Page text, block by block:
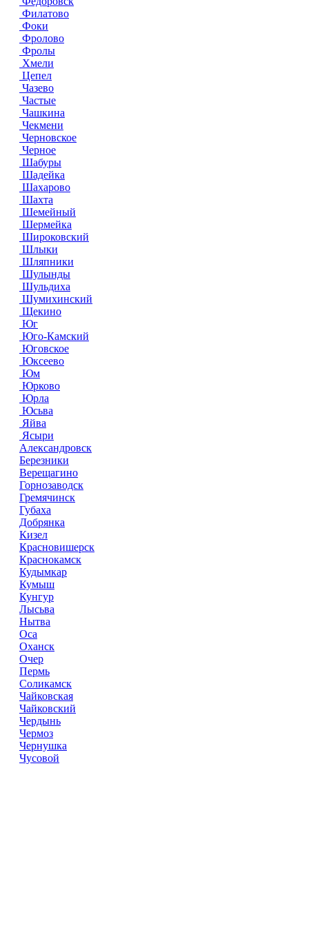
Филатово
Фоки
Фролово
Фролы
Хмели
Цепел
Чазево
Частые
Чашкина
Чекмени
Черновское
Черное
Шабуры
Шадейка
Шахарово
Шахта
Шемейный
Шермейка
Широковский
Шлыки
Шляпники
Шулынды
Шульдиха
Шумихинский
Щекино
Юг
Юго-Камский
Юговское
Юксеево
Юм
Юрково
Юрла
Юсьва
Яйва
Ясыри
Александровск
Березники
Верещагино
Горнозаводск
Гремячинск
Губаха
Добрянка
Кизел
Красновишерск
Краснокамск
Кудымкар
Кумыш
Кунгур
Лысьва
Нытва
Оса
Оханск
Очер
Пермь
Соликамск
Чайковская
Чайковский
Чердынь
Чермоз
Чернушка
Чусовой